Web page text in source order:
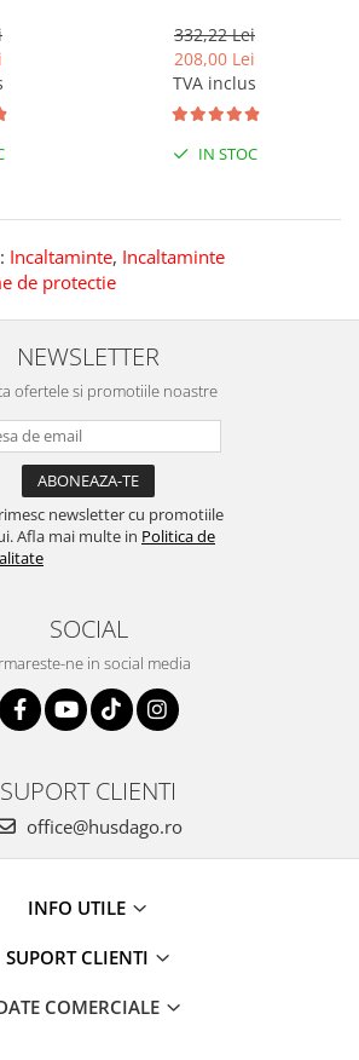
332,22 Lei
208,00 Lei
TVA inclus
IN STOC
: Incaltaminte, Incaltaminte
de protectie
NEWSLETTER
ofertele si promotiile noastre
newsletter cu promotiile
Afla mai multe in Politica de
SOCIAL
ne in social media
SUPORT CLIENTI
office@husdago.ro
INFO UTILE
SUPORT CLIENTI
COMERCIALE